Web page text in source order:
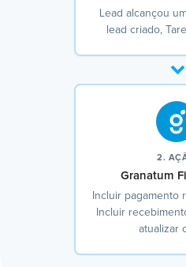
Lead alcançou
lead criado,
2.
Granatum
Incluir pagamento
Incluir
atualizar